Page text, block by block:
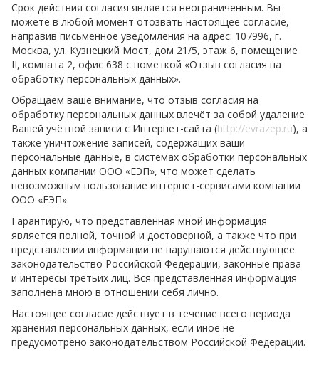
Срок действия согласия является неограниченным. Вы
можете в любой момент отозвать настоящее согласие,
направив письменное уведомления на адрес: 107996, г.
Москва, ул. Кузнецкий Мост, дом 21/5, этаж 6, помещение
II, комната 2, офис 638 с пометкой «Отзыв согласия на
обработку персональных данных».
Обращаем ваше внимание, что отзыв согласия на
обработку персональных данных влечёт за собой удаление
Вашей учётной записи с Интернет-сайта (http://evrazep.ru), а
также уничтожение записей, содержащих ваши
персональные данные, в системах обработки персональных
данных компании ООО «ЕЭП», что может сделать
невозможным пользование интернет-сервисами компании
ООО «ЕЭП».
Гарантирую, что представленная мной информация
является полной, точной и достоверной, а также что при
представлении информации не нарушаются действующее
законодательство Российской Федерации, законные права
и интересы третьих лиц. Вся представленная информация
заполнена мною в отношении себя лично.
Настоящее согласие действует в течение всего периода
хранения персональных данных, если иное не
предусмотрено законодательством Российской Федерации.